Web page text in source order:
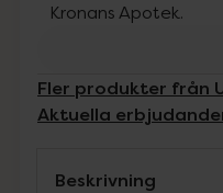
Kronans Apotek.
Fler produkter från
Aktuella
Beskrivning